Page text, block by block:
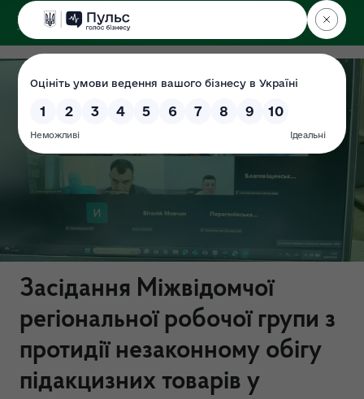
ДЕРЖЕКОІНСПЕКЦІЯ
Засідання Міжвідомчої
регіональної робочої групи з
протидії незаконному обігу
підакцизних товарів у